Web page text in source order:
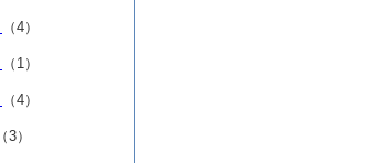
（4）
（1）
（4）
（3）